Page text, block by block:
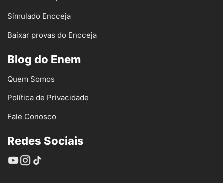
Simulado Encceja
Baixar provas do Encceja
Blog do Enem
Quem Somos
Política de Privacidade
Fale Conosco
Redes Sociais